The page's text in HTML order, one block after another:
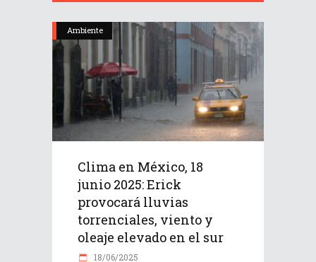
Ambiente
Clima en México, 18
junio 2025: Erick
provocará lluvias
torrenciales, viento y
oleaje elevado en el sur
18/06/2025